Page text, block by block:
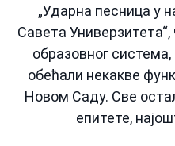
„Ударна песница у
Савета Универзитета“,
образовног
обећали некакве
Новом Саду. Све
епитете,